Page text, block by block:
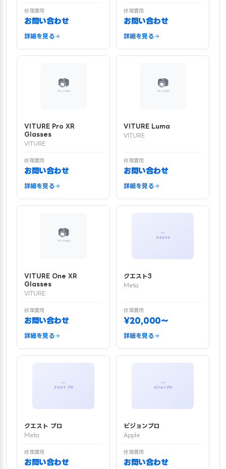
修理費用
お問い合わせ
詳細を見る
修理費用
お問い合わせ
詳細を見る
VITURE Pro XR
Glasses
VITURE
修理費用
お問い合わせ
詳細を見る
VITURE Luma
VITURE
修理費用
お問い合わせ
詳細を見る
VITURE One XR
Glasses
VITURE
修理費用
お問い合わせ
詳細を見る
クエスト3
Meta
修理費用
¥20,000〜
詳細を見る
クエスト プロ
Meta
修理費用
お問い合わせ
ビジョンプロ
Apple
修理費用
お問い合わせ